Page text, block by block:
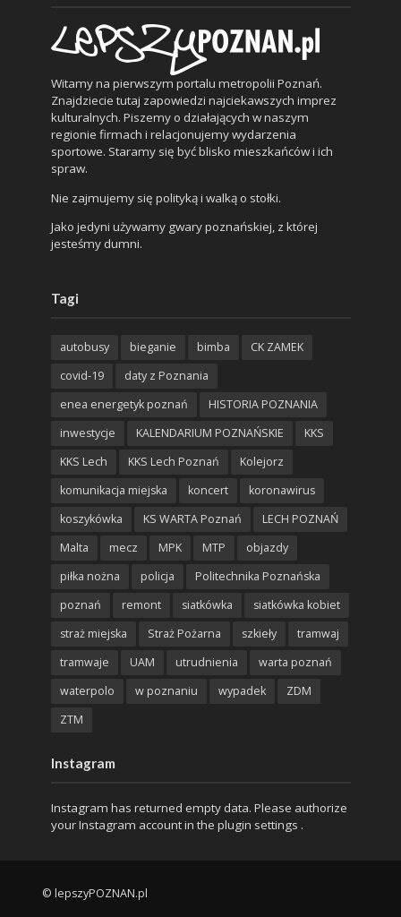
Witamy na pierwszym portalu metropolii Poznań.
Znajdziecie tutaj zapowiedzi najciekawszych imprez
kulturalnych. Piszemy o działających w naszym
regionie firmach i relacjonujemy wydarzenia
sportowe. Staramy się być blisko mieszkańców i ich
spraw.
Nie zajmujemy się polityką i walką o stołki.
Jako jedyni używamy gwary poznańskiej, z której
jesteśmy dumni.
Tagi
autobusy bieganie bimba
CK ZAMEK
covid-19
daty z Poznania
enea energetyk poznań
HISTORIA POZNANIA
inwestycje
KALENDARIUM POZNAŃSKIE
KKS
KKS Lech
KKS Lech Poznań
Kolejorz
komunikacja miejska
koncert
koronawirus
koszykówka
KS WARTA Poznań
LECH POZNAŃ
Malta
mecz MPK MTP
objazdy
piłka nożna
policja
Politechnika Poznańska
poznań
remont siatkówka
siatkówka kobiet
straż miejska
Straż Pożarna szkieły
tramwaj
tramwaje
UAM utrudnienia
warta poznań
waterpolo
w poznaniu wypadek
ZDM
ZTM
Instagram
Instagram has returned empty data. Please authorize
your Instagram account in the plugin settings .
© lepszyPOZNAN.pl